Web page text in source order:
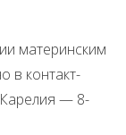
материнским
в контакт-
— 8-